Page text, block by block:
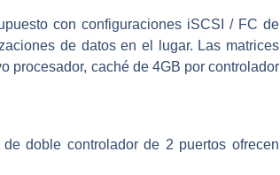
con configuraciones iSCSI / FC de
de datos en el lugar. Las matrices
procesador, caché de 4GB por controlador
doble controlador de 2 puertos ofrecen